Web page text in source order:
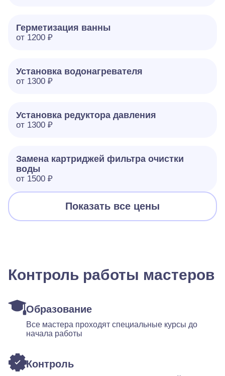
Герметизация ванны
от 1200 ₽
Установка водонагревателя
от 1300 ₽
Установка редуктора давления
от 1300 ₽
Замена картриджей фильтра очистки
воды
от 1500 ₽
Показать все цены
Контроль работы мастеров
Образование
Все мастера проходят специальные курсы до
начала работы
Контроль